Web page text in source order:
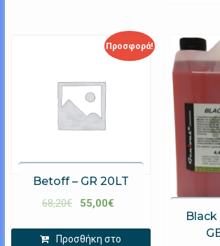
Προσφορά!
Betoff – GR 20LT
68,20€ 55,00€
Προσθήκη στο
Black